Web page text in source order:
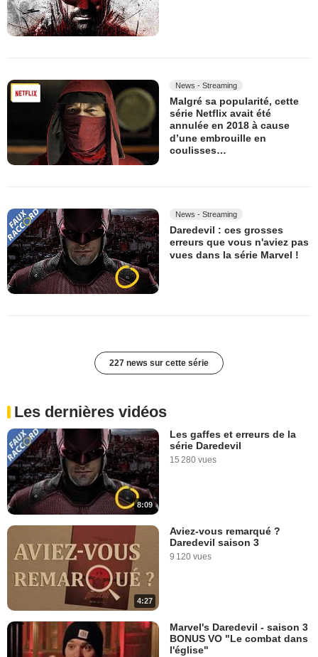
News - Streaming
Malgré sa popularité, cette
série Netflix avait été
annulée en 2018 à cause
d’une embrouille en
coulisses…
News - Streaming
Daredevil : ces grosses
erreurs que vous n'aviez pas
vues dans la série Marvel !
227 news sur cette série
Les dernières vidéos
8:09
Les gaffes et erreurs de la
série Daredevil
15 280 vues
4:27
Aviez-vous remarqué ?
Daredevil saison 3
9 120 vues
Marvel's Daredevil - saison 3
BONUS VO "Le combat dans
l'église"